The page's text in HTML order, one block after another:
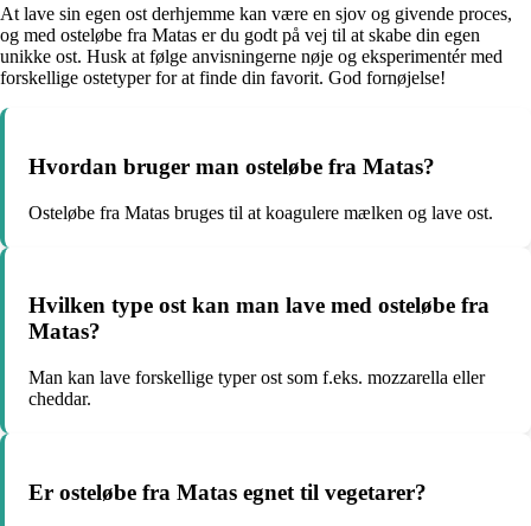
At lave sin egen ost derhjemme kan være en sjov og givende proces,
og med osteløbe fra Matas er du godt på vej til at skabe din egen
unikke ost. Husk at følge anvisningerne nøje og eksperimentér med
forskellige ostetyper for at finde din favorit. God fornøjelse!
Hvordan bruger man osteløbe fra Matas?
Osteløbe fra Matas bruges til at koagulere mælken og lave ost.
Hvilken type ost kan man lave med osteløbe fra
Matas?
Man kan lave forskellige typer ost som f.eks. mozzarella eller
cheddar.
Er osteløbe fra Matas egnet til vegetarer?